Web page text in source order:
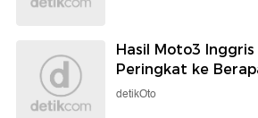
Hasil Moto3 Inggris
Peringkat ke
detikOto